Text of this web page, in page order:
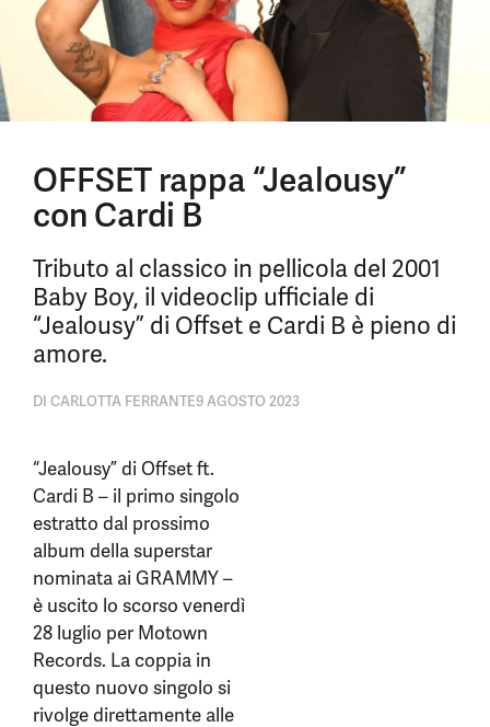
OFFSET rappa “Jealousy”
con Cardi B
Tributo al classico in pellicola del 2001
Baby Boy, il videoclip ufficiale di
“Jealousy” di Offset e Cardi B è pieno di
amore.
DI CARLOTTA FERRANTE9 AGOSTO 2023
“Jealousy” di Offset ft.
Cardi B – il primo singolo
estratto dal prossimo
album della superstar
nominata ai GRAMMY –
è uscito lo scorso venerdì
28 luglio per Motown
Records. La coppia in
questo nuovo singolo si
rivolge direttamente alle